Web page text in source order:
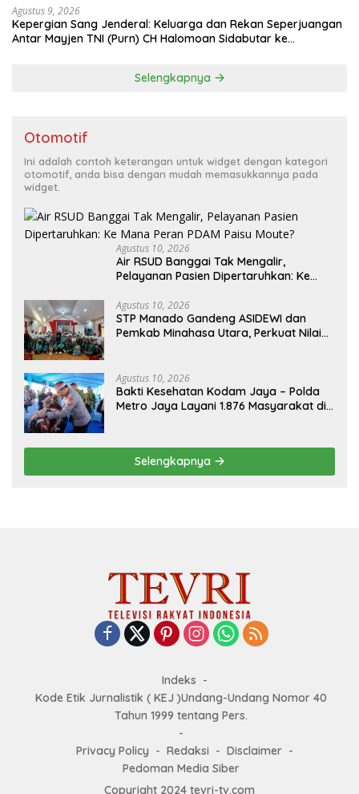
Agustus 9, 2026
Kepergian Sang Jenderal: Keluarga dan Rekan Seperjuangan
Antar Mayjen TNI (Purn) CH Halomoan Sidabutar ke
Selengkapnya
Otomotif
Ini adalah contoh keterangan untuk widget dengan kategori
otomotif, anda bisa dengan mudah memasukkannya pada
widget.
Agustus 10, 2026
Air RSUD Banggai Tak Mengalir,
Pelayanan Pasien Dipertaruhkan: Ke
Agustus 10, 2026
‎STP Manado Gandeng ASIDEWI dan
Pemkab Minahasa Utara, Perkuat Nilai
Agustus 10, 2026
Bakti Kesehatan Kodam Jaya – Polda
Metro Jaya Layani 1.876 Masyarakat di
Selengkapnya
Indeks
Kode Etik Jurnalistik ( KEJ )Undang-Undang Nomor 40
Tahun 1999 tentang Pers.
Privacy Policy Redaksi
Disclaimer
Pedoman Media Siber
Copyright 2024 tevri-tv.com